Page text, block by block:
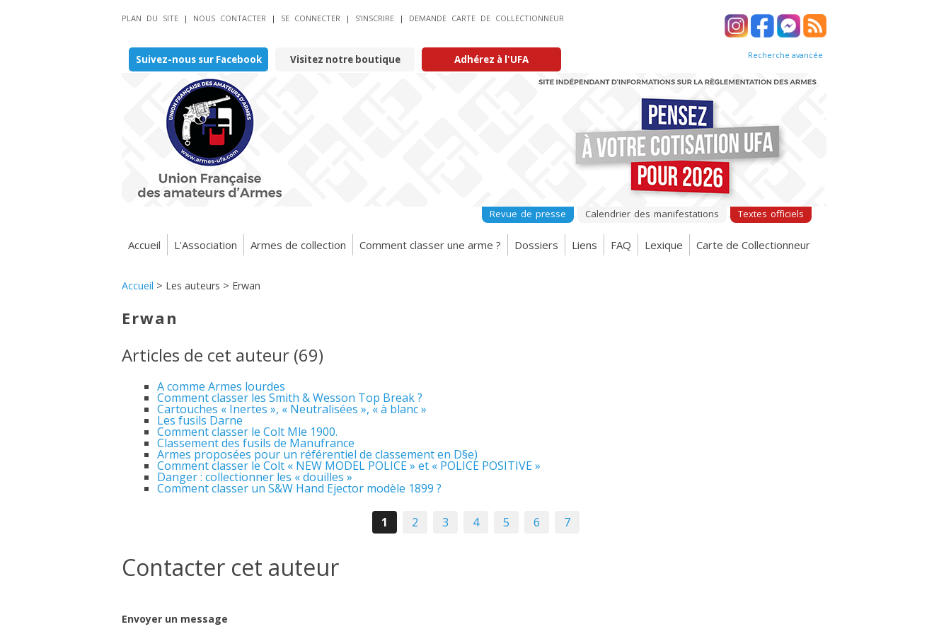
PLAN DU SITE | NOUS CONTACTER | SE CONNECTER | S’INSCRIRE | DEMANDE CARTE DE COLLECTIONNEUR
Suivez-nous sur Facebook Visitez notre boutique Adhérez à l'UFA Recherche avancée
Revue de presse Calendrier des manifestations Textes officiels
Accueil L'Association Armes de collection Comment classer une arme ? Dossiers Liens FAQ Lexique Carte de Collectionneur
Accueil > Les auteurs > Erwan
Erwan
Articles de cet auteur (69)
A comme Armes lourdes
Comment classer les Smith & Wesson Top Break ?
Cartouches « Inertes », « Neutralisées », « à blanc »
Les fusils Darne
Comment classer le Colt Mle 1900.
Classement des fusils de Manufrance
Armes proposées pour un référentiel de classement en D§e)
Comment classer le Colt « NEW MODEL POLICE » et « POLICE POSITIVE »
Danger : collectionner les « douilles »
Comment classer un S&W Hand Ejector modèle 1899 ?
1 2 3 4 5 6 7
Contacter cet auteur
Envoyer un message